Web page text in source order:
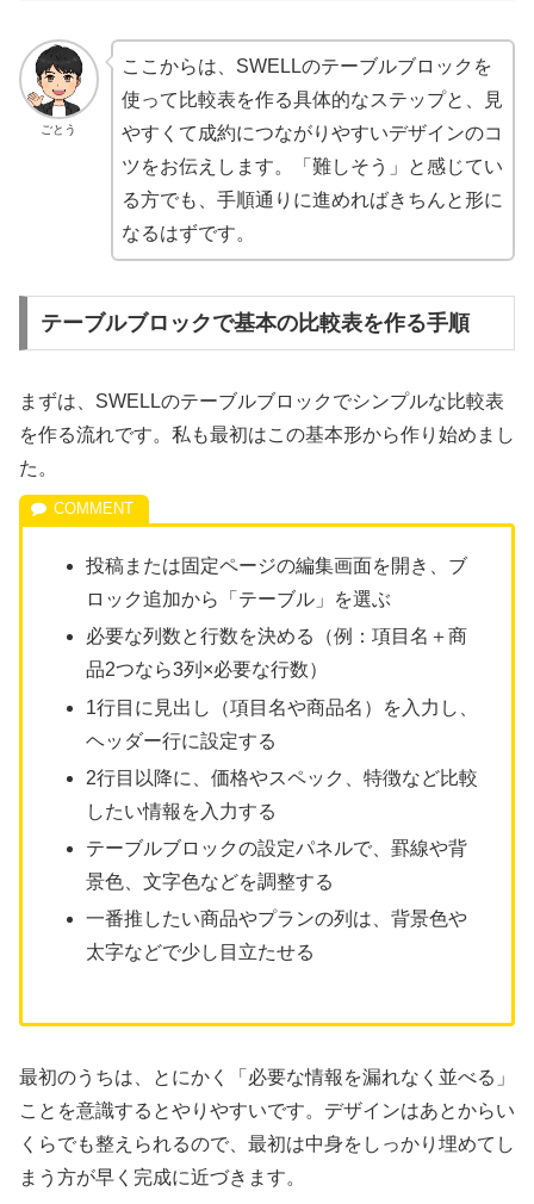
ごとう
ここからは、SWELLのテーブルブロックを
使って比較表を作る具体的なステップと、見
やすくて成約につながりやすいデザインのコ
ツをお伝えします。「難しそう」と感じてい
る方でも、手順通りに進めればきちんと形に
なるはずです。
テーブルブロックで基本の比較表を作る手順
まずは、SWELLのテーブルブロックでシンプルな比較表
を作る流れです。私も最初はこの基本形から作り始めまし
た。
投稿または固定ページの編集画面を開き、ブ
ロック追加から「テーブル」を選ぶ
必要な列数と行数を決める（例：項目名＋商
品2つなら3列×必要な行数）
1行目に見出し（項目名や商品名）を入力し、
ヘッダー行に設定する
2行目以降に、価格やスペック、特徴など比較
したい情報を入力する
テーブルブロックの設定パネルで、罫線や背
景色、文字色などを調整する
一番推したい商品やプランの列は、背景色や
太字などで少し目立たせる
最初のうちは、とにかく「必要な情報を漏れなく並べる」
ことを意識するとやりやすいです。デザインはあとからい
くらでも整えられるので、最初は中身をしっかり埋めてし
まう方が早く完成に近づきます。